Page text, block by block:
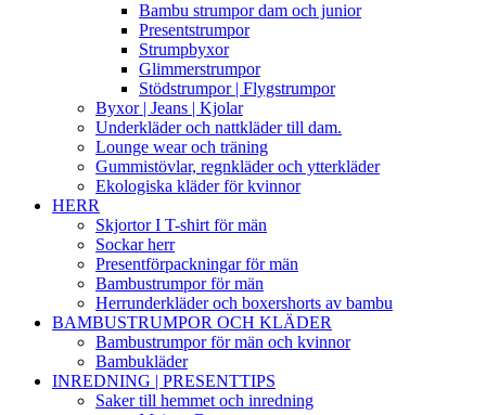
Bambu strumpor dam och junior
Presentstrumpor
Strumpbyxor
Glimmerstrumpor
Stödstrumpor | Flygstrumpor
Byxor | Jeans | Kjolar
Underkläder och nattkläder till dam.
Lounge wear och träning
Gummistövlar, regnkläder och ytterkläder
Ekologiska kläder för kvinnor
HERR
Skjortor I T-shirt för män
Sockar herr
Presentförpackningar för män
Bambustrumpor för män
Herrunderkläder och boxershorts av bambu
BAMBUSTRUMPOR OCH KLÄDER
Bambustrumpor för män och kvinnor
Bambukläder
INREDNING | PRESENTTIPS
Saker till hemmet och inredning